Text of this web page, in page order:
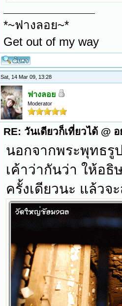
*~ฟางลอย~*
Get out of my way
Sat, 14 Mar 09, 13:28
ฟางลอย
Moderator
RE: วันเดียวก็เที่ยวได้ @
นอกจากพระพุทธรู
เค้าว่ากันว่า ให้อ
ครั้งเดียวนะ แล้วจ